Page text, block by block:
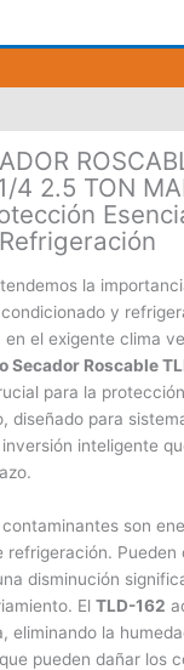
4 2.5 TON
la
y
el exigente clima
Secador Roscable
para la
diseñado para
inteligente
son
refrigeración. Pueden
disminución
El TLD-162
eliminando la
pueden dañar los